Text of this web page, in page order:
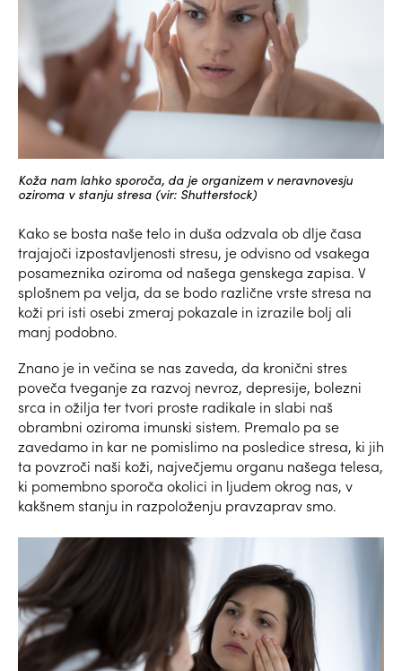
Koža nam lahko sporoča, da je organizem v neravnovesju
oziroma v stanju stresa (vir: Shutterstock)
Kako se bosta naše telo in duša odzvala ob dlje časa
trajajoči izpostavljenosti stresu, je odvisno od vsakega
posameznika oziroma od našega genskega zapisa. V
splošnem pa velja, da se bodo različne vrste stresa na
koži pri isti osebi zmeraj pokazale in izrazile bolj ali
manj podobno.
Znano je in večina se nas zaveda, da kronični stres
poveča tveganje za razvoj nevroz, depresije, bolezni
srca in ožilja ter tvori proste radikale in slabi naš
obrambni oziroma imunski sistem. Premalo pa se
zavedamo in kar ne pomislimo na posledice stresa, ki jih
ta povzroči naši koži, največjemu organu našega telesa,
ki pomembno sporoča okolici in ljudem okrog nas, v
kakšnem stanju in razpoloženju pravzaprav smo.